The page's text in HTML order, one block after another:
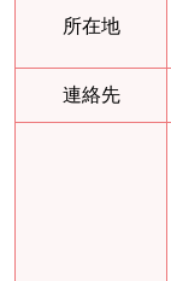
所在地
連絡先